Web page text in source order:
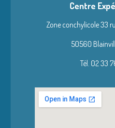
Centre
Zone conchylicole 33
50560
Tél. 02 33